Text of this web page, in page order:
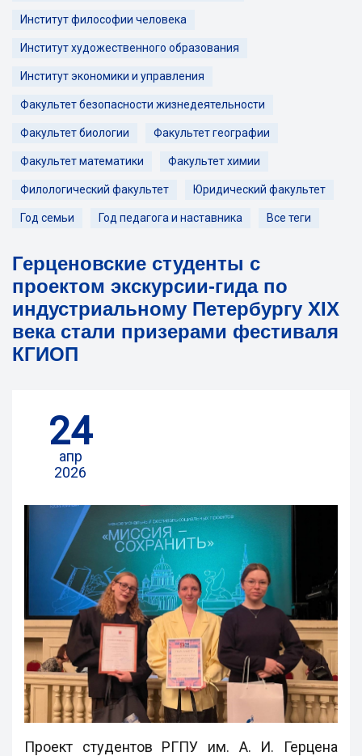
Институт философии человека
Институт художественного образования
Институт экономики и управления
Факультет безопасности жизнедеятельности
Факультет биологии Факультет географии
Факультет математики Факультет химии
Филологический факультет Юридический факультет
Год семьи Год педагога и наставника Все теги
Герценовские студенты с
проектом экскурсии-гида по
индустриальному Петербургу XIX
века стали призерами фестиваля
КГИОП
24
апр
2026
Проект студентов РГПУ им. А. И. Герцена